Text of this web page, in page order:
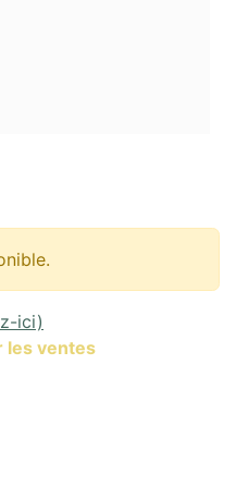
ici)
les ventes